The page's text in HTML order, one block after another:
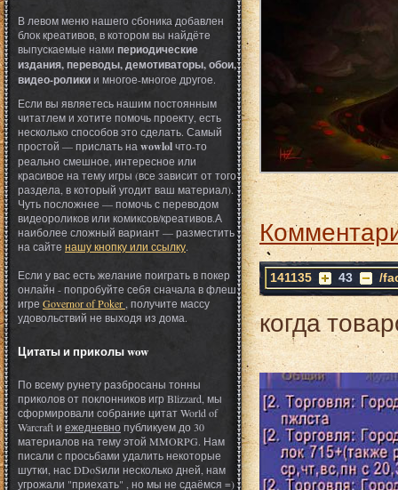
В левом меню нашего сбоника добавлен
блок креативов, в котором вы найдёте
выпускаемые нами периодические
издания, переводы, демотиваторы, обои,
видео-роликии многое-многое другое.
Если вы являетесь нашим постоянным
читатлем и хотите помочь проекту, есть
несколько способов это сделать. Самый
простой — прислать на wowlolчто-то
реально смешное, интересное или
красивое на тему игры (все зависит от того
раздела, в который угодит ваш материал).
Чуть посложнее — помочь с переводом
видеороликов или комиксов/креативов.А
наиболее сложный вариант — разместить
на сайте нашу кнопку или ссылку.
Если у вас есть желание поиграть в покер
онлайн - попробуйте себя сначала в флеш
игре Governor of Poker , получите массу
удовольствий не выходя из дома.
Цитаты и приколы wow
По всему рунету разбросаны тонны
приколов от поклонников игр Blizzard, мы
сформировали собрание цитат World of
Warcraft и ежедневно публикуем до 30
материалов на тему этой MMORPG. Нам
писали с просьбами удалить некоторые
шутки, нас DDoSили несколько дней, нам
угрожали "приехать" , но мы не сдаёмся =)
141135 43 /
когда